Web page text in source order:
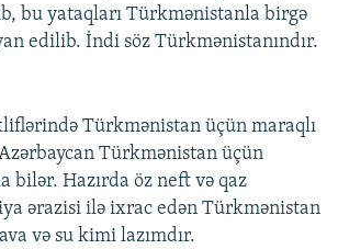
bu yataqları Türkmənistanla birgə
edilib. İndi söz Türkmənistanındır.
Türkmənistan üçün maraqlı
Türkmənistan üçün
bilər. Hazırda öz neft və qaz
ərazisi ilə ixrac edən Türkmənistan
və su kimi lazımdır.